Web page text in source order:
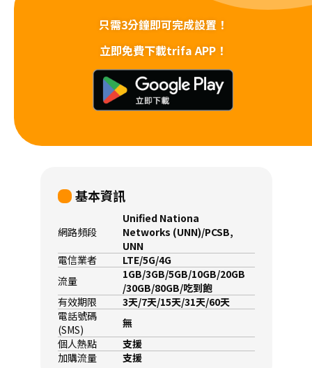
只需3分鐘即可完成設置！
立即免費下載trifa APP！
基本資訊
網路頻段
Unified Nationa
Networks (UNN)/PCSB,
UNN
電信業者
LTE/5G/4G
流量
1GB/3GB/5GB/10GB/20GB
/30GB/80GB/吃到飽
有效期限
3天/7天/15天/31天/60天
電話號碼
(SMS)
無
個人熱點
支援
加購流量
支援